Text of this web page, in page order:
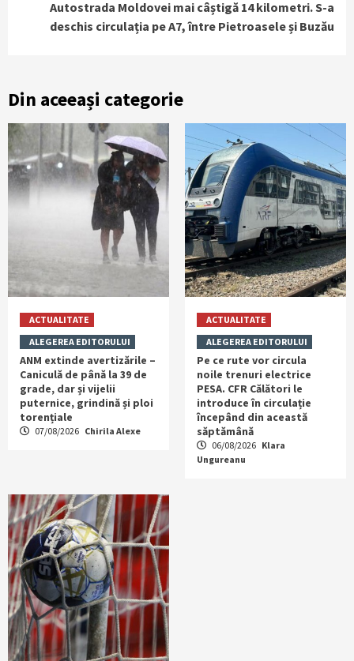
Autostrada Moldovei mai câștigă 14 kilometri. S-a
deschis circulația pe A7, între Pietroasele și Buzău
Din aceeași categorie
ACTUALITATE
ALEGEREA EDITORULUI
ANM extinde avertizările –
Caniculă de până la 39 de
grade, dar și vijelii
puternice, grindină și ploi
torențiale
07/08/2026 Chirila Alexe
ACTUALITATE
ALEGEREA EDITORULUI
Pe ce rute vor circula
noile trenuri electrice
PESA. CFR Călători le
introduce în circulație
începând din această
săptămână
06/08/2026 Klara
Ungureanu